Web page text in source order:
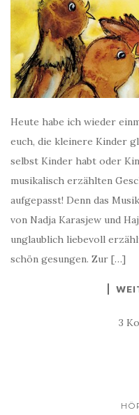
Heute habe ich wieder
euch, die kleinere Kinder
selbst Kinder habt oder
musikalisch erzählten
aufgepasst! Denn das
von Nadja Karasjew und
unglaublich liebevoll
schön gesungen. Zur […]
3